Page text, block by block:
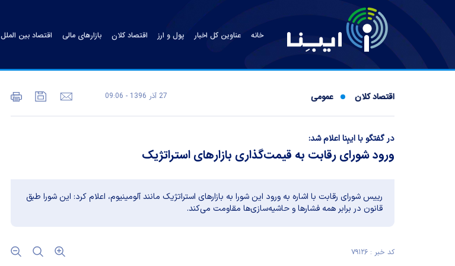
خانه عناوین کل اخبار پول و ارز اقتصاد کلان بازارهای مالی اقتصاد بین الملل
اقتصاد کلان عمومی 27 آذر 1396 - 09:06
در گفتگو با ایبِنا اعلام شد:
ورود شورای رقابت به قیمت‌گذاری بازارهای استراتژیک
رییس شورای رقابت با اشاره به ورود این شورا به بازارهای استراتژیک مانند آلومینیوم، اعلام کرد: این شورا طبق
قانون در برابر همه فشارها و حاشیه‌سازی‌ها مقاومت می‌کند.
کد خبر : ۷۹۱۲۶